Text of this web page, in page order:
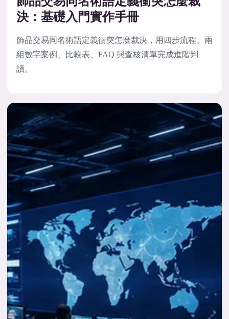
決：基礎入門實作手冊
飾品交易同名術語定義衝突怎麼裁決，用四步流程、兩
組數字案例、比較表、FAQ 與查核清單完成進階判
讀。